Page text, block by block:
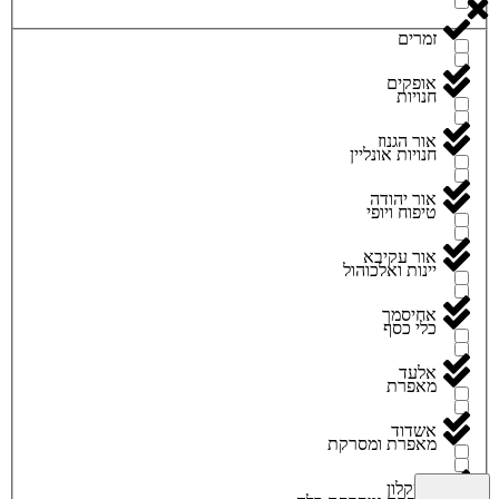
זמרים
חנויות
חנויות אונליין
טיפוח ויופי
יינות ואלכוהול
כלי כסף
מאפרת
מאפרת ומסרקת
אופקים
אור הגנוז
אור יהודה
אור עקיבא
אחיסמך
אלעד
אשדוד
אשקלון